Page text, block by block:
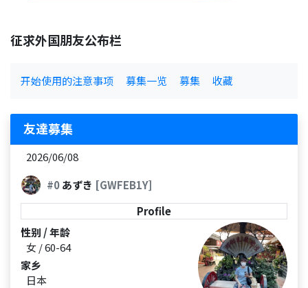
征求外国朋友公布栏
开始使用的注意事项 募集一览 募集 收藏
友達募集
2026/06/08
#0あずき [GWFEB1Y]
Profile
性别 / 年龄
女 / 60-64
家乡
日本